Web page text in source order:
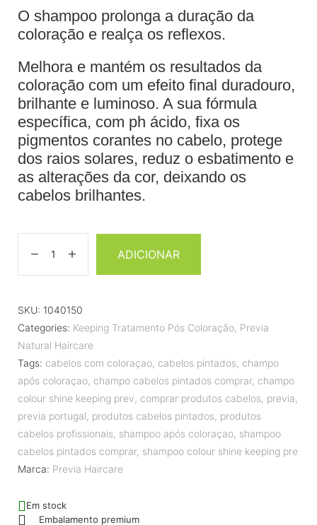
O shampoo prolonga a duração da
coloração e realça os reflexos.
Melhora e mantém os resultados da
coloração com um efeito final duradouro,
brilhante e luminoso. A sua fórmula
específica, com ph ácido, fixa os
pigmentos corantes no cabelo, protege
dos raios solares, reduz o esbatimento e
as alterações da cor, deixando os
cabelos brilhantes.
ADICIONAR
SKU: 1040150
Categories: Keeping Tratamento Pós Coloração, Previa
Natural Haircare
Tags: cabelos com coloraçao, cabelos pintados, champo
após coloraçao, champo cabelos pintados comprar, champo
colour shine keeping prev, comprar produtos cabelos, previa,
previa portugal, produtos cabelos pintados, produtos
cabelos profissionais, shampoo após coloraçao, shampoo
cabelos pintados comprar, shampoo colour shine keeping pre
Marca: Previa Haircare
Em stock
Embalamento premium